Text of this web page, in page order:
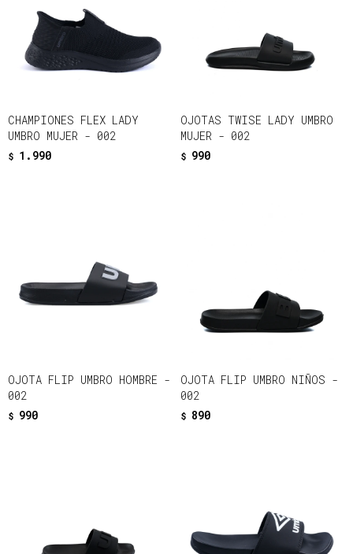
CHAMPIONES FLEX LADY
UMBRO MUJER - 002
$ 1.990
OJOTAS TWISE LADY UMBRO
MUJER - 002
$ 990
OJOTA FLIP UMBRO HOMBRE -
002
$ 990
OJOTA FLIP UMBRO NIÑOS -
002
$ 890